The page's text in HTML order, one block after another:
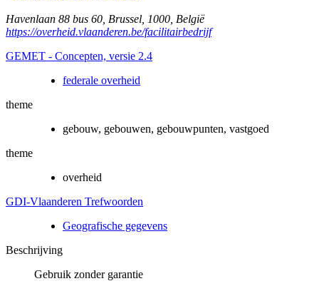
Havenlaan 88 bus 60 Brussel 1000 België
https://overheid.vlaanderen.be/facilitairbedrijf
GEMET - Concepten, versie 2.4
federale overheid
theme
gebouw, gebouwen, gebouwpunten, vastgoed
theme
overheid
GDI-Vlaanderen Trefwoorden
Geografische gegevens
Beschrijving
Gebruik zonder garantie